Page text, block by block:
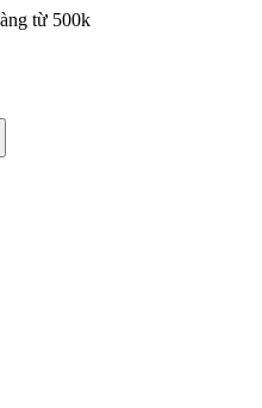
từ 500k